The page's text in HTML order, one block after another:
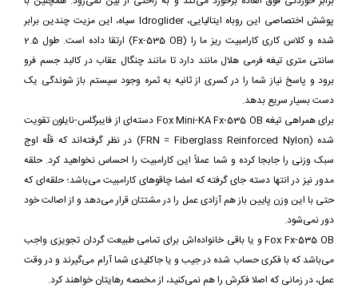
پوشش اختصاصی این روباه ایتالیایی، Idroglider سیاه، این مزیت چندین برابر
شده و کلاس کاری کارامبیت ریز ما را (Fx-535 OB) ارتقا داده است. طول 2.5
سانتی متری تیغه فرمی هلال مانند دارد تا مانند چنگال عقاب در کالبد جسم فرو
برود و پاسخ نیاز شما را در کسری از ثانیه به ثمره وجود سیستم باز شوندگی یک
دست بسیار سریع بدهد.
برای همراهی تیغه Fox Mini-KA Fx-535 OB دسته‌ای از فایبرگلس-نایلون تقویت
شده (FRN = Fiberglass Reinforced Nylon) در نظر گرفته‌اند که قلّه اوج
سبک وزنی را جابجا کرده و شما عملاً این کارامبیت را احساس نخواهید کرد. حلقه
مدور نیز در انتها دسته جای گرفته که امضا چاقوهای کارامبیت می‌باشد؛ حلقه‌ای که
حتی با این وزن پایین باز هم آزادی عمل را در مشتتان قرار می‌دهد و از اصالت خود
دور نمی‌شود.
Fox Fx-535 OB و یا باقی خانواده‌اش برای تمامی طبیعت گردان تجویزی واجب
می‌باشد که با فکری حساب شده در جیب و یا جاکلیدی شما آرام می‌گیرند و در وقت
عمل، در زمانی که اصلا فکرش را هم نمی‌کنید، از مخمصه رهایتان خواهند کرد.